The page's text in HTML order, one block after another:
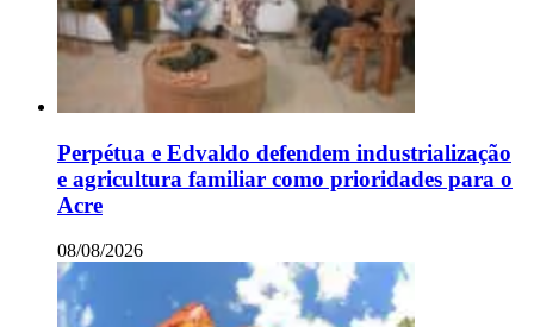
Perpétua e Edvaldo defendem industrialização
e agricultura familiar como prioridades para o
Acre
08/08/2026